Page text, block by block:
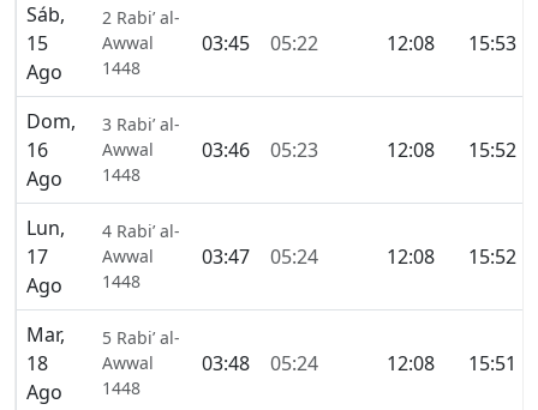
Sáb,
15
Ago
2 Rabi’ al-
Awwal
1448
03:45 05:22 12:08 15:53
Dom,
16
Ago
3 Rabi’ al-
Awwal
1448
03:46 05:23 12:08 15:52
Lun,
17
Ago
4 Rabi’ al-
Awwal
1448
03:47 05:24 12:08 15:52
Mar,
18
Ago
5 Rabi’ al-
Awwal
1448
03:48 05:24 12:08 15:51